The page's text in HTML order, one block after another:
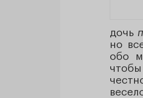
дочь
но
обо